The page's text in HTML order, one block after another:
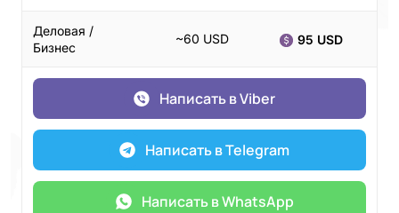
Деловая /
Бизнес
~60 USD 95 USD
Написать в Viber
Написать в Telegram
Написать в WhatsApp